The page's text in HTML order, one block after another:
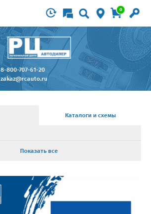
0
8-800-707-61-20
zakaz@rcauto.ru
Каталоги и схемы
Показать все